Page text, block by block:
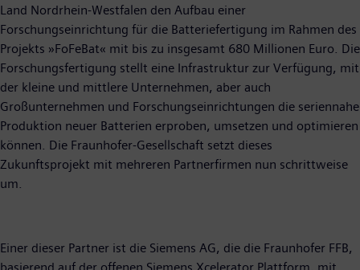
Land Nordrhein-Westfalen den Aufbau einer
Forschungseinrichtung für die Batteriefertigung im Rahmen des
Projekts »FoFeBat« mit bis zu insgesamt 680 Millionen Euro. Die
Forschungsfertigung stellt eine Infrastruktur zur Verfügung, mit
der kleine und mittlere Unternehmen, aber auch
Großunternehmen und Forschungseinrichtungen die seriennahe
Produktion neuer Batterien erproben, umsetzen und optimieren
können. Die Fraunhofer-Gesellschaft setzt dieses
Zukunftsprojekt mit mehreren Partnerfirmen nun schrittweise
um.
Einer dieser Partner ist die Siemens AG, die die Fraunhofer FFB,